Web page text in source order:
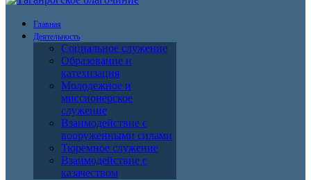
Главная
Деятельность
Социальное служение
Образование и
катехизация
Молодежное и
миссионерское
служение
Взаимодействие с
вооруженными силами
Тюремное служение
Взаимодействие с
казачеством